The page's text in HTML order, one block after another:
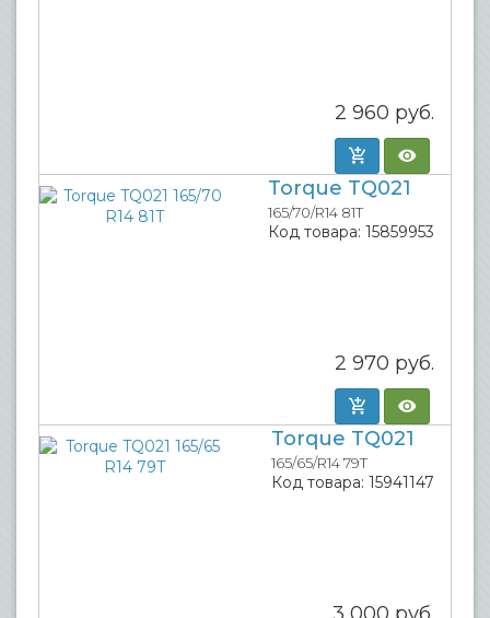
2 960 руб.
Torque TQ021
165/70/R14 81T
Код товара: 15859953
2 970 руб.
Torque TQ021
165/65/R14 79T
Код товара: 15941147